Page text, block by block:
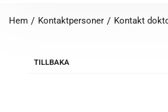
Hem / Kontaktpersoner /
TILLBAKA